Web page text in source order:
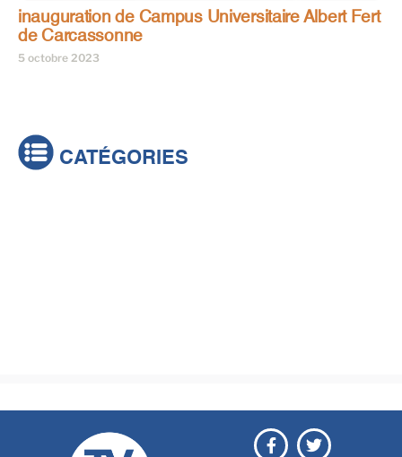
inauguration de Campus Universitaire Albert Fert
de Carcassonne
5 octobre 2023
CATÉGORIES